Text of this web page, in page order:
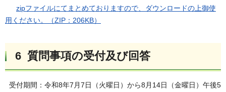
zipファイルにてまとめておりますので、ダウンロードの上御使
用ください。（ZIP：206KB）
6 質問事項の受付及び回答
受付期間：令和8年7月7日（火曜日）から8月14日（金曜日）午後5